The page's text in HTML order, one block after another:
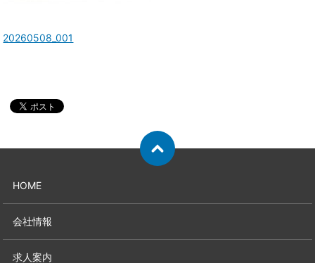
20260508_001
HOME
会社情報
求人案内